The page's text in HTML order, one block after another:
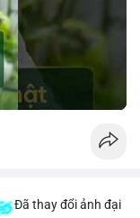
vai trò của thông
ro khi kết nối các
Đã thay đổi ảnh đại